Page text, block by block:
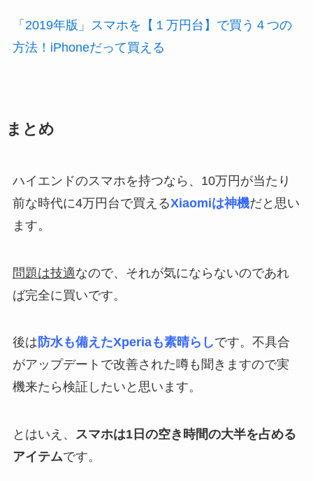
「2019年版」スマホを【１万円台】で買う４つの
方法！iPhoneだって買える
まとめ
ハイエンドのスマホを持つなら、10万円が当たり
前な時代に4万円台で買えるXiaomiは神機だと思い
ます。
問題は技適なので、それが気にならないのであれ
ば完全に買いです。
後は 防水も備えたXperiaも素晴らしです。不具合
がアップデートで改善された噂も聞きますので実
機来たら検証したいと思います。
とはいえ、 スマホは1日の空き時間の大半を占める
アイテムです。